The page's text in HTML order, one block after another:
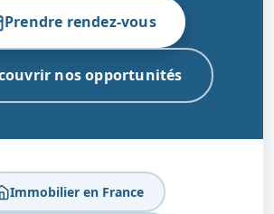
Prendre rendez-vous
nos opportunités
Immobilier en France